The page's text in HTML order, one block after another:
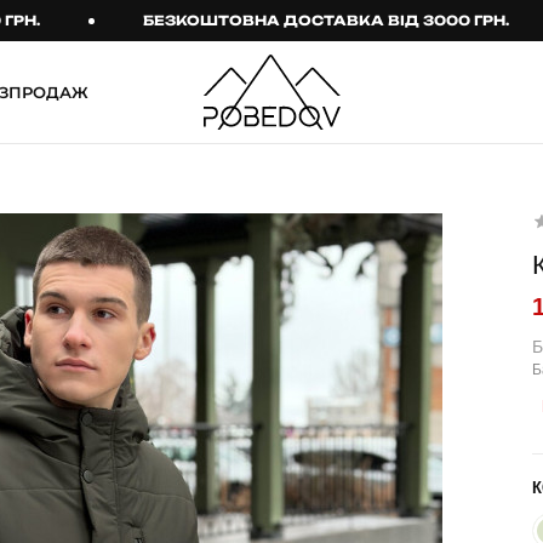
БЕЗКОШТОВНА ДОСТАВКА ВІД 3000 ГРН.
Джогери
Карго
Спортивні штани
Лосини
Джинси
КОМПЛЕКТИ
Куртка й штани
Тактичний жіночий
одяг
Тактичний чоловічий
одяг
Тактичні рукавиці
Тактичні шкарпетки
ТЕРМО-КОМПЛЕКТИ
ФУТБОЛКИ І СОРОЧКИ